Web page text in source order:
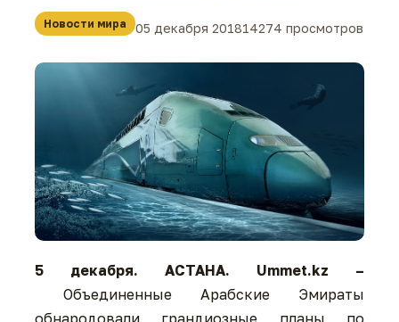
Новости мира 05 декабря 201814274 просмотров
5 декабря. АСТАНА. Ummet.kz –
Объединенные Арабские Эмираты